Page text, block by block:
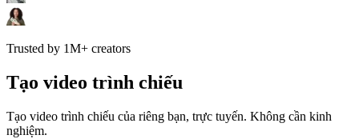
Trusted by 1M+ creators
Tạo video trình chiếu
Tạo video trình chiếu của riêng bạn, trực tuyến. Không cần kinh
nghiệm.